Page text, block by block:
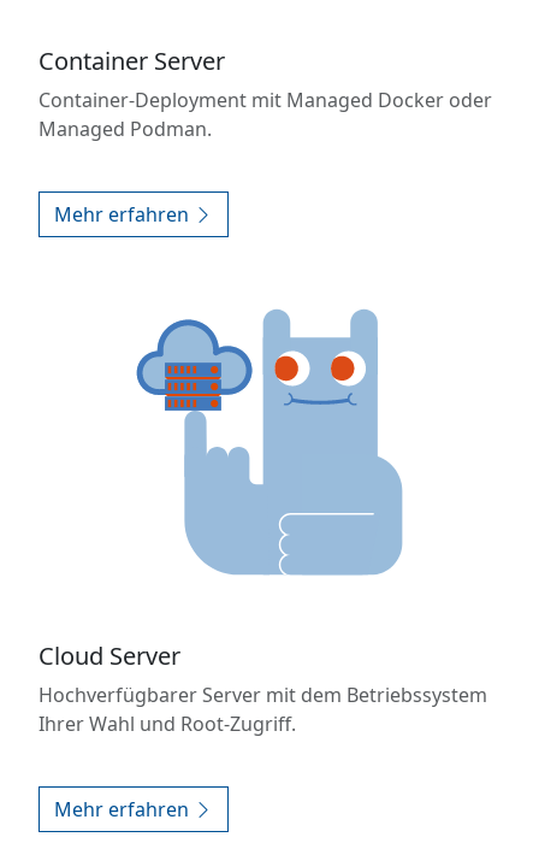
Container Server
Container-Deployment mit Managed Docker oder
Managed Podman.
Mehr erfahren
Cloud Server
Hochverfügbarer Server mit dem Betriebssystem
Ihrer Wahl und Root-Zugriff.
Mehr erfahren